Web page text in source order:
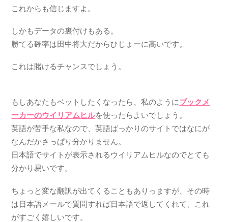
これからも信じますよ。
しかもデータの裏付けもある。
勝てる確率は田中将大だからひじょーに高いです。
これは賭けるチャンスでしょう。
もしあなたもベットしたくなったら、私のようにブックメ
ーカーのウイリアムヒルを使ったらよいでしょう。
英語が苦手な私なので、英語ばっかりのサイトではなにが
なんだかさっぱり分かりません。
日本語でサイトが表示されるウイリアムヒルなのでとても
分かり易いです。
ちょっと変な翻訳が出てくることもありっますが、その時
は日本語メールで質問すれば日本語で返してくれて、これ
がすごく嬉しいです。